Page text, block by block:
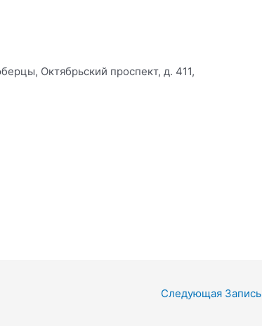
Октябрьский проспект, д. 411,
Следующая Запись